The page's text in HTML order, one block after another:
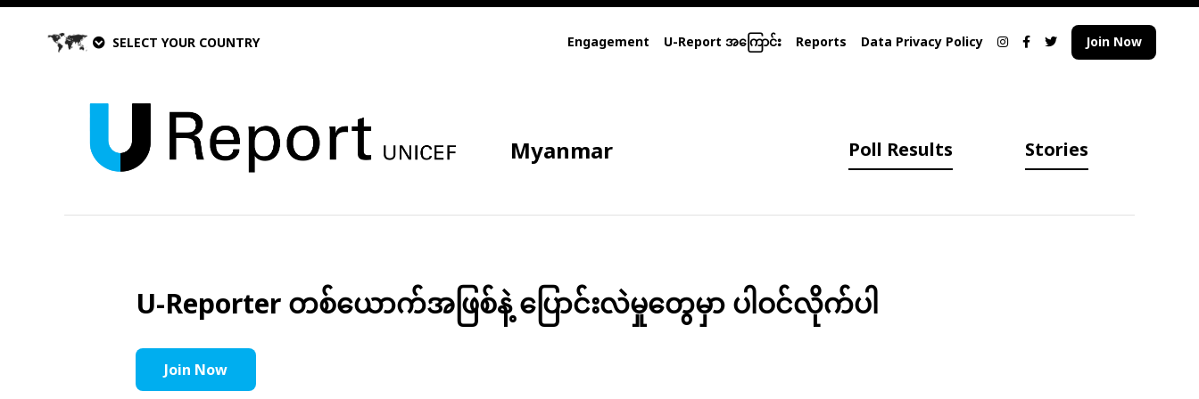
SELECT YOUR COUNTRY Engagement U-Report အကြောင်း Reports Data Privacy Policy Join Now
Myanmar Poll Results Stories
U-Reporter တစ်ယောက်အဖြစ်နဲ့ ပြောင်းလဲမှုတွေမှာ ပါဝင်လိုက်ပါ
Join Now